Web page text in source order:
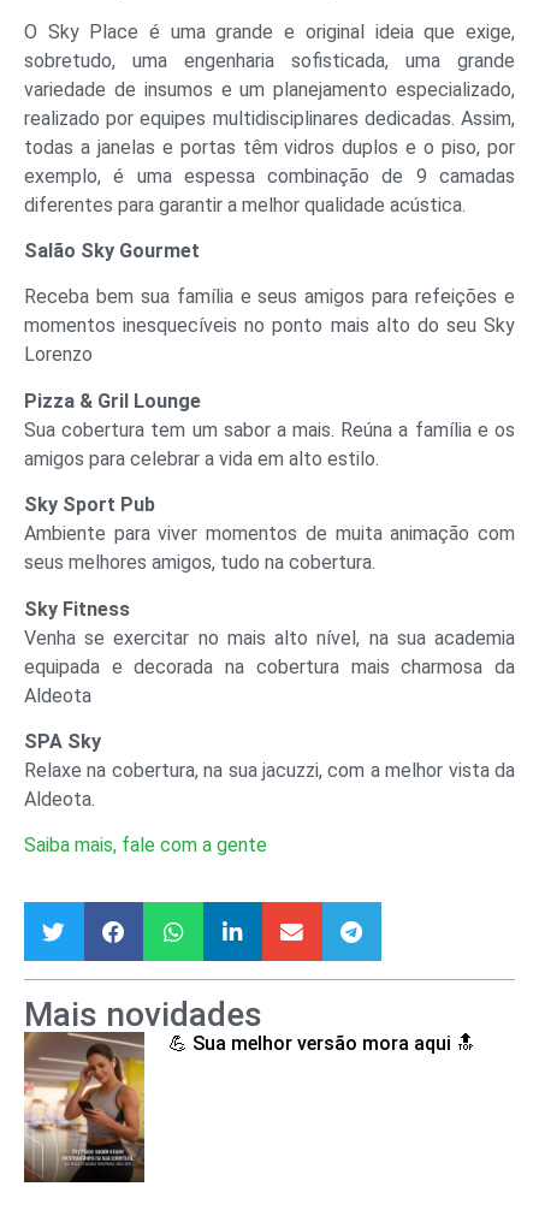
O Sky Place é uma grande e original ideia que exige,
sobretudo, uma engenharia sofisticada, uma grande
variedade de insumos e um planejamento especializado,
realizado por equipes multidisciplinares dedicadas. Assim,
todas a janelas e portas têm vidros duplos e o piso, por
exemplo, é uma espessa combinação de 9 camadas
diferentes para garantir a melhor qualidade acústica.
Salão Sky Gourmet
Receba bem sua família e seus amigos para refeições e
momentos inesquecíveis no ponto mais alto do seu Sky
Lorenzo
Pizza & Gril Lounge
Sua cobertura tem um sabor a mais. Reúna a família e os
amigos para celebrar a vida em alto estilo.
Sky Sport Pub
Ambiente para viver momentos de muita animação com
seus melhores amigos, tudo na cobertura.
Sky Fitness
Venha se exercitar no mais alto nível, na sua academia
equipada e decorada na cobertura mais charmosa da
Aldeota
SPA Sky
Relaxe na cobertura, na sua jacuzzi, com a melhor vista da
Aldeota.
Saiba mais, fale com a gente
Mais novidades
💪 Sua melhor versão mora aqui 🔝